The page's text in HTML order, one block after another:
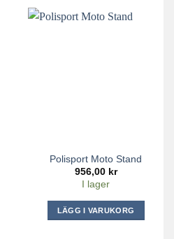
Polisport Moto Stand
956,00 kr
I lager
LÄGG I VARUKORG